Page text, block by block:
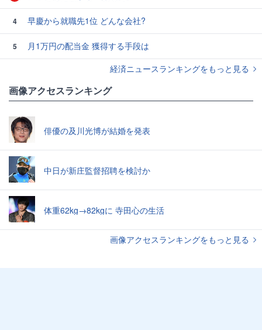
4 早慶から就職先1位 どんな会社?
5
月1万円の配当金 獲得する手段は
経済ニュースランキングをもっと見る
画像アクセスランキング
俳優の及川光博が結婚を発表
中日が新庄監督招聘を検討か
体重62kg→82kgに 寺田心の生活
画像アクセスランキングをもっと見る